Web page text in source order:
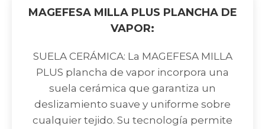
MAGEFESA MILLA PLUS PLANCHA DE
VAPOR:
SUELA CERÁMICA: La MAGEFESA MILLA
PLUS plancha de vapor incorpora una
suela cerámica que garantiza un
deslizamiento suave y uniforme sobre
cualquier tejido. Su tecnología permite